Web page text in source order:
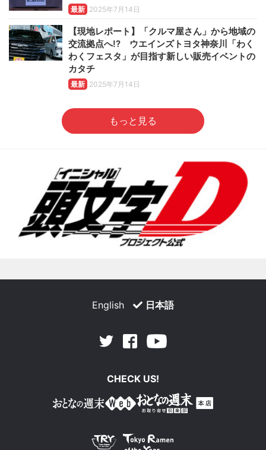
最新 2025年7月14日
【現地レポート】「クルマ屋さん」から地域の
交流拠点へ!? ウエインズトヨタ神奈川「わく
わくフェスタ」が目指す新しい販売イベントの
カタチ
最新 2025年7月14日
もっと見る
English 日本語
Twitter Facebook
CHECK US!